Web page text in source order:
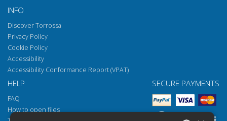
INFO
Discover Torrossa
Privacy Policy
Cookie Policy
Accessibility
Accessibility Conformance Report (VPAT)
HELP
FAQ
How to open files
SECURE PAYMENTS